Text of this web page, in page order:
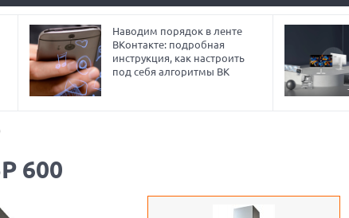
Наводим порядок в ленте
ВКонтакте: подробная
инструкция, как настроить
под себя алгоритмы ВК
600